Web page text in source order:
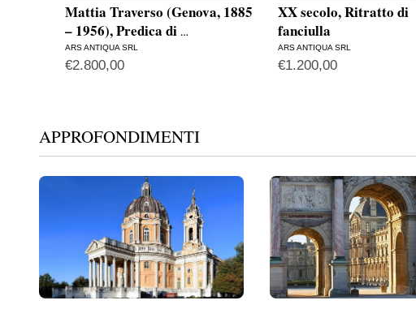
Mattia Traverso (Genova, 1885
– 1956), Predica di …
ARS ANTIQUA SRL
€2.800,00
XX secolo, Ritratto di
fanciulla
ARS ANTIQUA SRL
€1.200,00
APPROFONDIMENTI